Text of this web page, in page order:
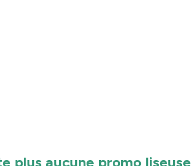
de « American Psycho », je sais
suis à la page 100 d’un livre qui
l’information dans le livre à la